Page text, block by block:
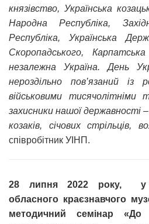
князівство, Українська
Народна Республіка,
Республіка, Українська
Скоропадського,
незалежна Україна. День
нероздільно пов’язаний із
військовими тисячолітніми
захисники нашої державності –
козаків, січових стрільців,
співробітник УІНП.
28 липня 2022 року, у
обласного краєзнавчого
методичний семінар «До